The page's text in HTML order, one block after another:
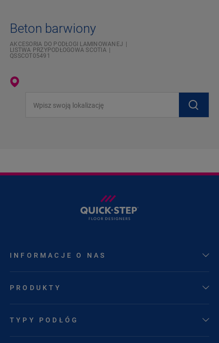
Beton barwiony
AKCESORIA DO PODŁOGI LAMINOWANEJ
LISTWA PRZYPODŁOGOWA SCOTIA
QSSCOT05491
INFORMACJE O NAS
PRODUKTY
TYPY PODŁÓG